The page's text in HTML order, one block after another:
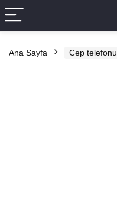
Ana Sayfa Cep telefonu